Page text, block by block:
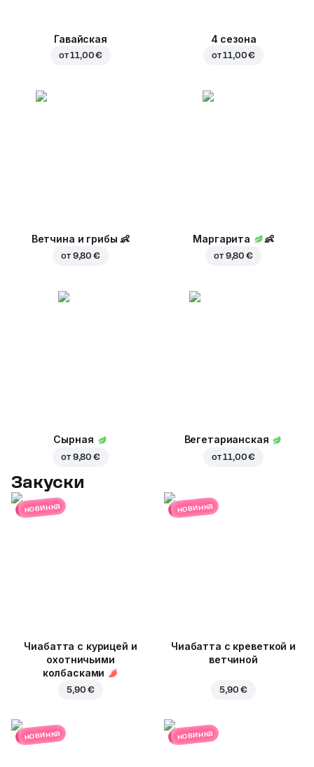
Гавайская
от11,00 €
4 сезона
от11,00 €
Ветчина и грибы 👶
от 9,80 €
Маргарита 👶
от 9,80 €
Сырная
от 9,80 €
Вегетарианская
от11,00 €
Закуски
новинка
Чиабатта с курицей и
охотничьими
колбасками
5,90 €
новинка
Чиабатта с креветкой и
ветчиной
5,90 €
новинка новинка